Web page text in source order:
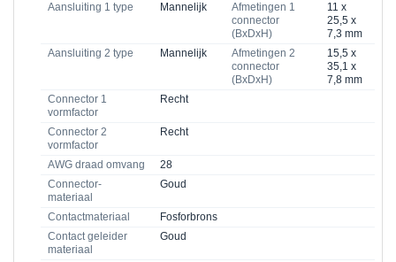
Aansluiting 1 type Mannelijk
Afmetingen 1
connector
(BxDxH)
11 x
25,5 x
7,3 mm
Aansluiting 2 type
Mannelijk
Afmetingen 2
connector
(BxDxH)
15,5 x
35,1 x
7,8 mm
Connector 1
vormfactor
Recht
Connector 2
vormfactor
Recht
AWG draad omvang
28
Connector-
materiaal
Goud
Contactmateriaal
Fosforbrons
Contact geleider
materiaal
Goud